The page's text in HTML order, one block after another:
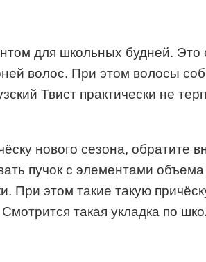
для школьных будней. Это
волос. При этом волосы
Твист практически не
нового сезона, обратите
пучок с элементами объема
При этом такие такую
такая укладка по